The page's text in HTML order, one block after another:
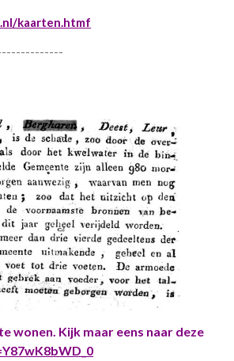
kaarten.htmf
wonen. Kijk maar eens naar deze